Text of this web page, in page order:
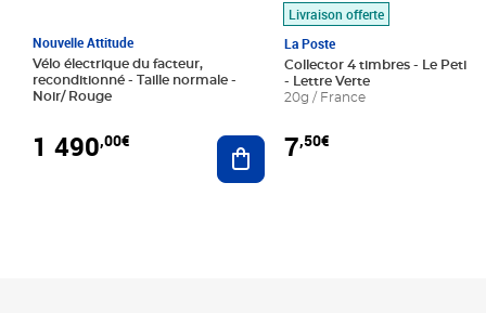
Nouvelle Attitude
Vélo électrique du facteur,
reconditionné - Taille normale -
Noir/ Rouge
1 490,00€ Ajouter au panier
Livraison offerte
La Poste
Collector 4 timbres - Le Petit
- Lettre Verte
20g / France
7,50€